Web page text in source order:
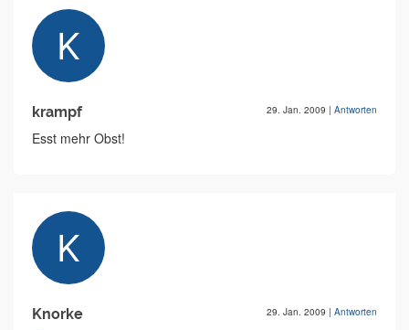
krampf 29. Jan. 2009 | Antworten
Esst mehr Obst!
Knorke 29. Jan. 2009 | Antworten